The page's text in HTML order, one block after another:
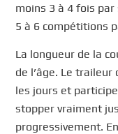
moins 3 à 4 fois
5 à 6 compétitions
La longueur de la
de l’âge. Le
les jours et
stopper vraiment
progressivement.